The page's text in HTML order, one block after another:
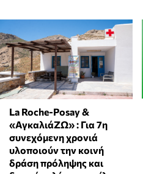
La Roche-Posay &
«ΑγκαλιάΖΩ» : Για 7η
συνεχόμενη χρονιά
υλοποιούν την κοινή
δράση πρόληψης και